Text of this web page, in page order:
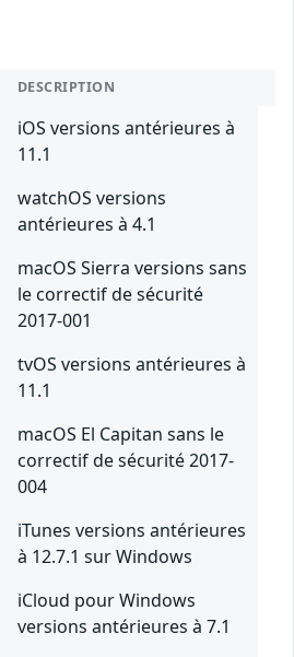
DESCRIPTION
iOS versions antérieures à
11.1
watchOS versions
antérieures à 4.1
macOS Sierra versions sans
le correctif de sécurité
2017-001
tvOS versions antérieures à
11.1
macOS El Capitan sans le
correctif de sécurité 2017-
004
iTunes versions antérieures
à 12.7.1 sur Windows
iCloud pour Windows
versions antérieures à 7.1